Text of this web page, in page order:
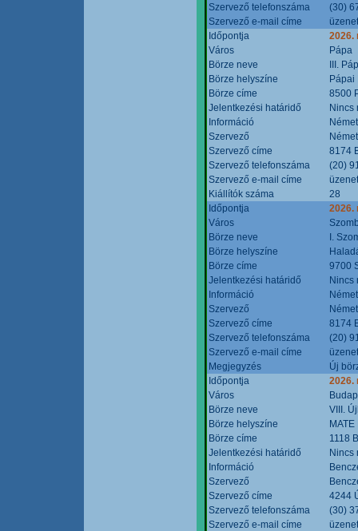
Szervező telefonszáma
(30)
Szervező e-mail címe
Időpontja
2026.
Város
Pápa
Börze neve
III.
Börze helyszíne
Pápai
Börze címe
8500
Jelentkezési határidő
Nincs
Információ
Szervező
Szervező címe
8174
Szervező telefonszáma
(20)
Szervező e-mail címe
Kiállítók száma
28
Időpontja
2026.
Város
Börze neve
I.
Börze helyszíne
Börze címe
9700
Jelentkezési határidő
Nincs
Információ
Szervező
Szervező címe
8174
Szervező telefonszáma
(20)
Szervező e-mail címe
Megjegyzés
Új
Időpontja
2026.
Város
Börze neve
VIII.
Börze helyszíne
Börze címe
1118
Jelentkezési határidő
Nincs
Információ
Szervező
Szervező címe
4244
Szervező telefonszáma
(30)
Szervező e-mail címe